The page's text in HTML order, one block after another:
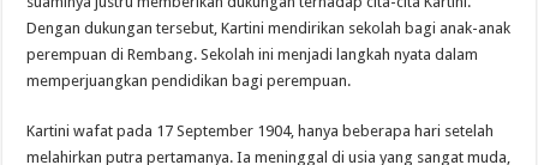
Dengan dukungan tersebut, Kartini mendirikan sekolah bagi anak-anak
perempuan di Rembang. Sekolah ini menjadi langkah nyata dalam
memperjuangkan pendidikan bagi perempuan.
Kartini wafat pada 17 September 1904, hanya beberapa hari setelah
melahirkan putra pertamanya. Ia meninggal di usia yang sangat muda,